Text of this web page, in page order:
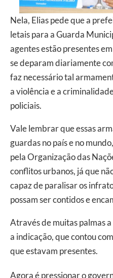
Nela, Elias pede que a
letais para a Guarda
agentes estão presentes
se deparam diariamente
faz necessário tal
a violência e a
policiais.
Vale lembrar que essas
guardas no país e no
pela Organização das
conflitos urbanos, já que
capaz de paralisar os
possam ser contidos e
Através de muitas palmas
a indicação, que contou
que estavam presentes.
Agora é pressionar o